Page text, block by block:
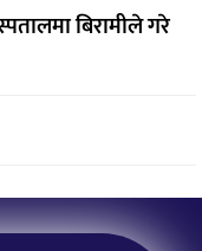
बिरामीले गरे